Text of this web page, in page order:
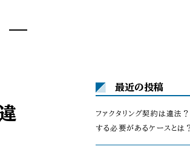
最近の投稿
ファクタリング契約は違法
する必要があるケースとは